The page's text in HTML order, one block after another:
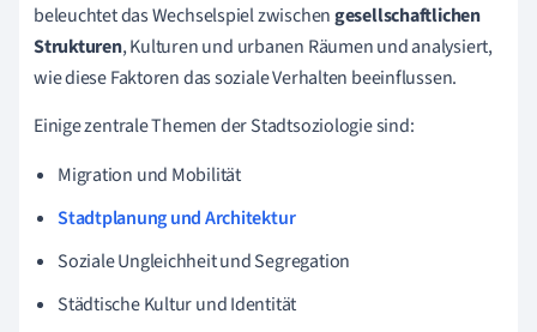
beleuchtet das Wechselspiel zwischengesellschaftlichen
Strukturen, Kulturen und urbanen Räumen und analysiert,
wie diese Faktoren das soziale Verhalten beeinflussen.
Einige zentrale Themen der Stadtsoziologie sind:
Migration und Mobilität
Stadtplanung und Architektur
Soziale Ungleichheit und Segregation
Städtische Kultur und Identität